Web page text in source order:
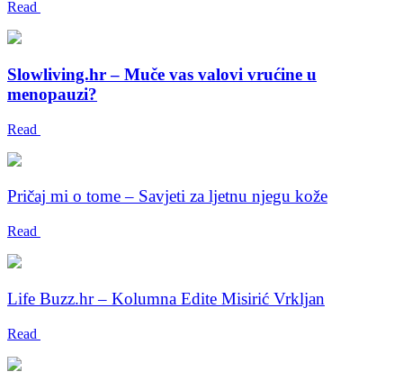
Read
Slowliving.hr – Muče vas valovi vrućine u
menopauzi?
Read
Pričaj mi o tome – Savjeti za ljetnu njegu kože
Read
Life Buzz.hr – Kolumna Edite Misirić Vrkljan
Read